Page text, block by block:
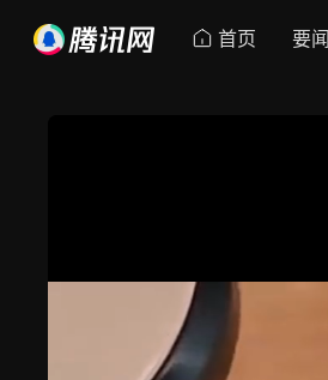
首页 要闻